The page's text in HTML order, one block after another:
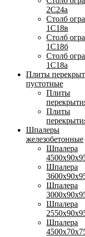
2С24а
Столб
1С18в
Столб
1С18б
Столб
1С18а
Плиты
пустотные
Плиты
Плиты
Шпалеры
железобетонные
Шпалера
Шпалера
Шпалера
Шпалера
Шпалера